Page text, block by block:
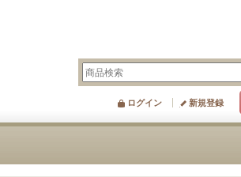
ログイン 新規登録